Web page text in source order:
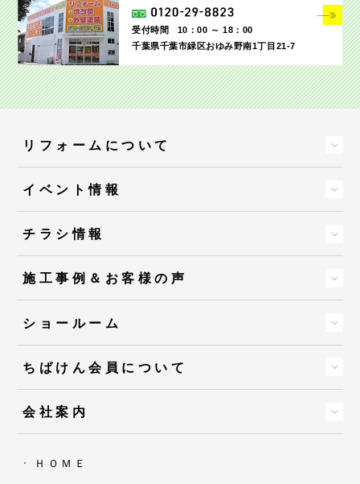
受付時間
10：00 ～ 18：00
千葉県千葉市緑区おゆみ野南1丁目21-7
リフォームについて
イベント情報
チラシ情報
施工事例＆お客様の声
ショールーム
ちばけん会員について
会社案内
ＨＯＭＥ